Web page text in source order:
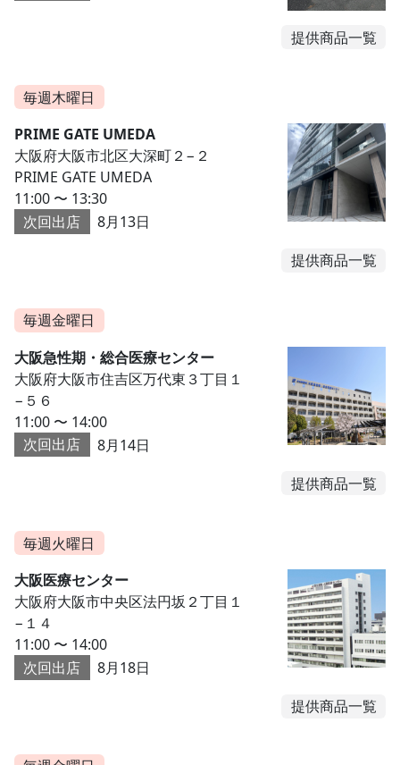
提供商品一覧
毎週木曜日
PRIME GATE UMEDA
大阪府大阪市北区大深町２−２
PRIME GATE UMEDA
11:00 〜 13:30
次回出店
8月13日
提供商品一覧
毎週金曜日
大阪急性期・総合医療センター
大阪府大阪市住吉区万代東３丁目１
−５６
11:00 〜 14:00
次回出店
8月14日
提供商品一覧
毎週火曜日
大阪医療センター
大阪府大阪市中央区法円坂２丁目１
−１４
11:00 〜 14:00
次回出店
8月18日
提供商品一覧